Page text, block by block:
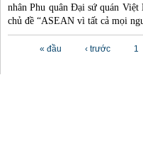
nhân Phu quân Đại sứ quán
chủ đề “ASEAN vì tất cả mọi
« đầu ‹ trước 1